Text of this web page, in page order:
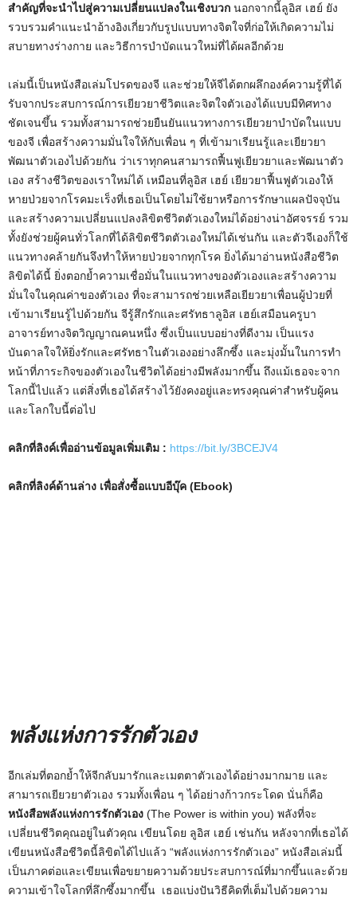
สำคัญที่จะนำไปสู่ความเปลี่ยนแปลงในเชิงบวก นอกจากนี้ลูอิส เฮย์ ยัง
รวบรวมคำแนะนำอ้างอิงเกี่ยวกับรูปแบบทางจิตใจที่ก่อให้เกิดความไม่
สบายทางร่างกาย และวิธีการบำบัดแนวใหม่ที่ได้ผลอีกด้วย
เล่มนี้เป็นหนังสือเล่มโปรดของจี และช่วยให้จีได้ตกผลึกองค์ความรู้ที่ได้
รับจากประสบการณ์การเยียวยาชีวิตและจิตใจตัวเองได้แบบมีทิศทาง
ชัดเจนขึ้น รวมทั้งสามารถช่วยยืนยันแนวทางการเยียวยาบำบัดในแบบ
ของจี เพื่อสร้างความมั่นใจให้กับเพื่อน ๆ ที่เข้ามาเรียนรู้และเยียวยา
พัฒนาตัวเองไปด้วยกัน ว่าเราทุกคนสามารถฟื้นฟูเยียวยาและพัฒนาตัว
เอง สร้างชีวิตของเราใหม่ได้ เหมือนที่ลูอิส เฮย์ เยียวยาฟื้นฟูตัวเองให้
หายป่วยจากโรคมะเร็งที่เธอเป็นโดยไม่ใช้ยาหรือการรักษาแผลปัจจุบัน
และสร้างความเปลี่ยนแปลงลิขิตชีวิตตัวเองใหม่ได้อย่างน่าอัศจรรย์ รวม
ทั้งยังช่วยผู้คนทั่วโลกที่ได้ลิขิตชีวิตตัวเองใหม่ได้เช่นกัน และตัวจีเองก็ใช้
แนวทางคล้ายกันจึงทำให้หายป่วยจากทุกโรค ยิ่งได้มาอ่านหนังสือชีวิต
ลิขิตได้นี้ ยิ่งตอกย้ำความเชื่อมั่นในแนวทางของตัวเองและสร้างความ
มั่นใจในคุณค่าของตัวเอง ที่จะสามารถช่วยเหลือเยียวยาเพื่อนผู้ป่วยที่
เข้ามาเรียนรู้ไปด้วยกัน จีรู้สึกรักและศรัทธาลูอิส เฮย์เสมือนครูบา
อาจารย์ทางจิตวิญญาณคนหนึ่ง ซึ่งเป็นแบบอย่างที่ดีงาม เป็นแรง
บันดาลใจให้ยิ่งรักและศรัทธาในตัวเองอย่างลึกซึ้ง และมุ่งมั้นในการทำ
หน้าที่ภาระกิจของตัวเองในชีวิตได้อย่างมีพลังมากขึ้น ถึงแม้เธอจะจาก
โลกนี้ไปแล้ว แต่สิ่งที่เธอได้สร้างไว้ยังคงอยู่และทรงคุณค่าสำหรับผู้คน
และโลกใบนี้ต่อไป
คลิกที่ลิงค์เพื่ออ่านข้อมูลเพิ่มเติม : https://bit.ly/3BCEJV4
คลิกที่ลิงค์ด้านล่าง เพื่อสั่งซื้อแบบอีบุ๊ค (Ebook)
พลังแห่งการรักตัวเอง
อีกเล่มที่ตอกย้ำให้จีกลับมารักและเมตตาตัวเองได้อย่างมากมาย และ
สามารถเยียวยาตัวเอง รวมทั้งเพื่อน ๆ ได้อย่างก้าวกระโดด นั่นก็คือ
หนังสือพลังแห่งการรักตัวเอง (The Power is within you) พลังที่จะ
เปลี่ยนชีวิตคุณอยู่ในตัวคุณ เขียนโดย ลูอิส เฮย์ เช่นกัน หลังจากที่เธอได้
เขียนหนังสือชีวิตนี้ลิขิตได้ไปแล้ว “พลังแห่งการรักตัวเอง” หนังสือเล่มนี้
เป็นภาคต่อและเขียนเพื่อขยายความด้วยประสบการณ์ที่มากขึ้นและด้วย
ความเข้าใจโลกที่ลึกซึ้งมากขึ้น เธอแบ่งปันวิธีคิดที่เต็มไปด้วยความ